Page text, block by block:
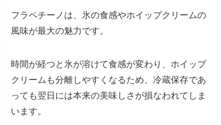
フラペチーノは、氷の食感やホイップクリームの
風味が最大の魅力です。
時間が経つと氷が溶けて食感が変わり、ホイップ
クリームも分離しやすくなるため、冷蔵保存であ
っても翌日には本来の美味しさが損なわれてしま
います。